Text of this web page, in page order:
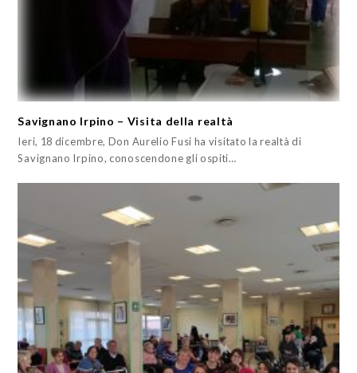
Savignano Irpino – Visita della realtà
Ieri, 18 dicembre, Don Aurelio Fusi ha visitato la realtà di
Savignano Irpino, conoscendone gli ospiti…